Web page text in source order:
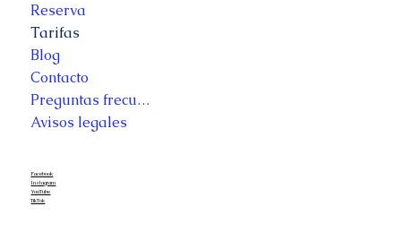
Reserva
Tarifas
Blog
Contacto
Preguntas frecuentes
Avisos legales
Facebook
Instagram
YouTube
TikTok